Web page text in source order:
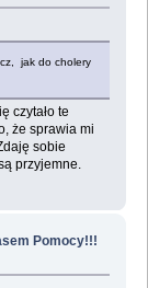
jak do cholery
czytało te
że sprawia mi
sobie
przyjemne.
Pomocy!!!